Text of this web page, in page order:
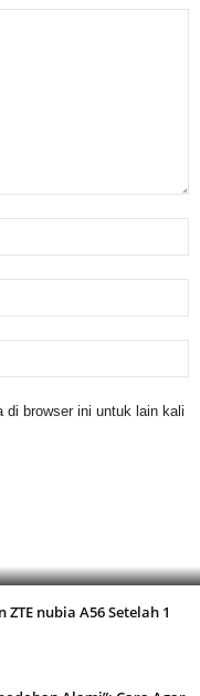
browser ini untuk lain kali
nubia A56 Setelah 1